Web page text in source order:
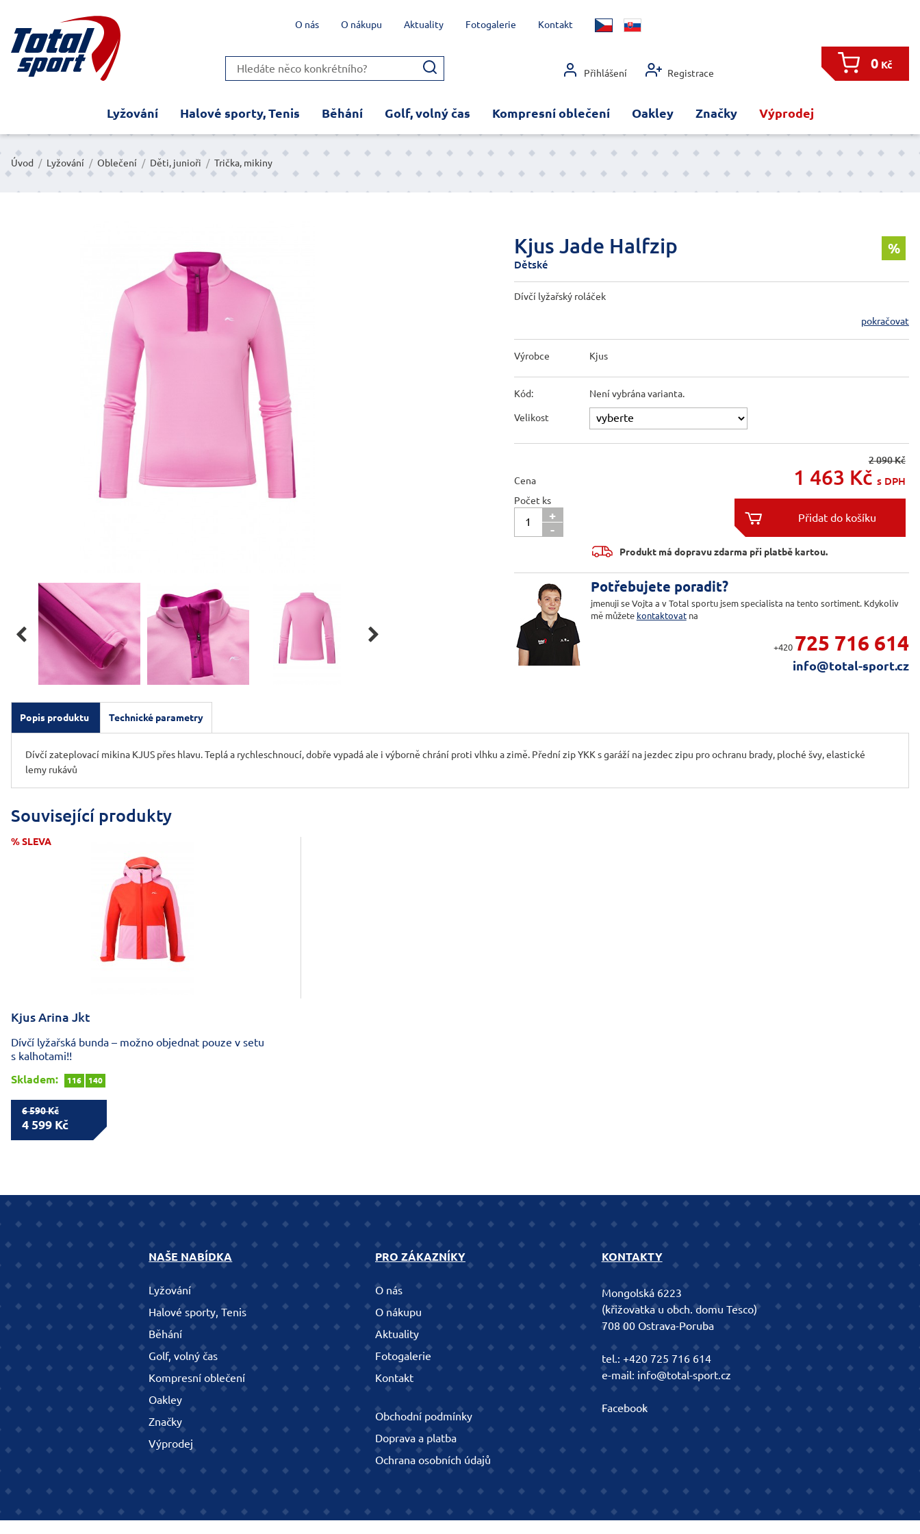
Přihlášení Registrace
0Kč
Lyžování Halové sporty, Tenis Běhání Golf, volný čas Kompresní oblečení Oakley Značky Výprodej
O nás O nákupu Aktuality Fotogalerie Kontakt
Úvod / Lyžování / Oblečení / Děti, junioři / Trička, mikiny
 
Kjus Jade Halfzip %
Dětské
Dívčí lyžařský roláček
pokračovat
Výrobce Kjus
Kód: Není vybrána varianta.
Velikost
Cena
2 090 Kč
1 463 Kč s DPH
Počet ks
+
-


Produkt má dopravu zdarma při platbě kartou.
Potřebujete poradit?
jmenuji se Vojta a v Total sportu jsem specialista na tento sortiment. Kdykoliv
mě můžete kontaktovatna
+420 725 716 614
info@total-sport.cz
Popis produktu Technické parametry
Dívčí zateplovací mikina KJUS přes hlavu. Teplá a rychleschnoucí, dobře vypadá ale i výborně chrání proti vlhku a zimě. Přední zip YKK s garáží na jezdec zipu pro ochranu brady, ploché švy, elastické
lemy rukávů
Související produkty
% SLEVA
Kjus Arina Jkt
Dívčí lyžařská bunda – možno objednat pouze v setu
s kalhotami!!
Skladem:
116 140
6 590 Kč
4 599 Kč
NAŠE NABÍDKA
Lyžování
Halové sporty, Tenis
Běhání
Golf, volný čas
Kompresní oblečení
Oakley
Značky
Výprodej
PRO ZÁKAZNÍKY
O nás
O nákupu
Aktuality
Fotogalerie
Kontakt
Obchodní podmínky
Doprava a platba
Ochrana osobních údajů
KONTAKTY
Mongolská 6223
(křižovatka u obch. domu Tesco)
708 00 Ostrava-Poruba
tel.: +420 725 716 614
e-mail: info@total-sport.cz
Facebook